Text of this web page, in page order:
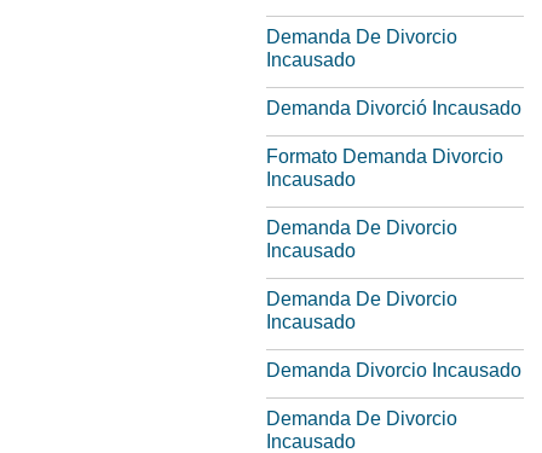
Demanda De Divorcio
Incausado
Demanda Divorció Incausado
Formato Demanda Divorcio
Incausado
Demanda De Divorcio
Incausado
Demanda De Divorcio
Incausado
Demanda Divorcio Incausado
Demanda De Divorcio
Incausado